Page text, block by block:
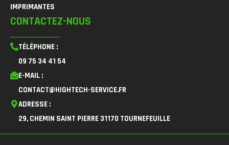
IMPRIMANTES
CONTACTEZ-NOUS
TÉLÉPHONE :
09 75 34 41 54
E-MAIL :
CONTACT@HIGHTECH-SERVICE.FR
ADRESSE :
29, CHEMIN SAINT PIERRE 31170 TOURNEFEUILLE